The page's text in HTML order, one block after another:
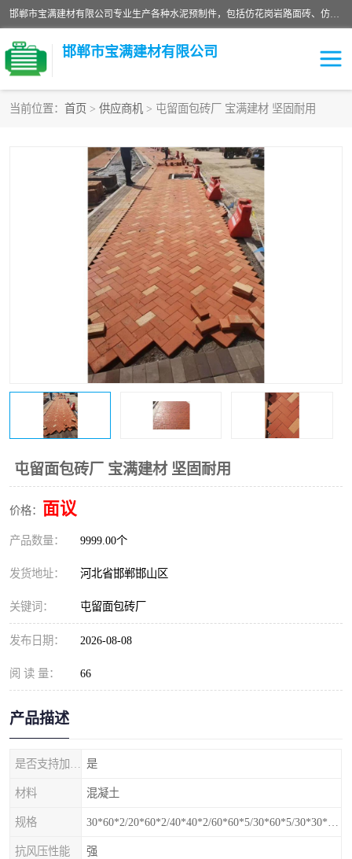
邯郸市宝满建材有限公司专业生产各种水泥预制件，包括仿花岗岩路面砖、仿花岗岩人行道砖、仿花岗岩路侧石、烧结砖、植草砖、码头砖连锁块、仿花岗岩路侧石、沙井盖、水泥盖板等各种水泥制品
邯郸市宝满建材有限公司
当前位置： 首页 > 供应商机 > 屯留面包砖厂 宝满建材 坚固耐用
屯留面包砖厂 宝满建材 坚固耐用
价格： 面议
产品数量： 9999.00个
发货地址： 河北省邯郸邯山区
关键词： 屯留面包砖厂
发布日期： 2026-08-08
阅 读 量： 66
产品描述
是
材料 混凝土
规格
抗风压性能 强
混凝土路沿石
便道砖
花岗岩路岩石 盲道砖
pc仿石砖